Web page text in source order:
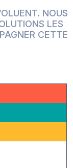
NOUS
LES
CETTE